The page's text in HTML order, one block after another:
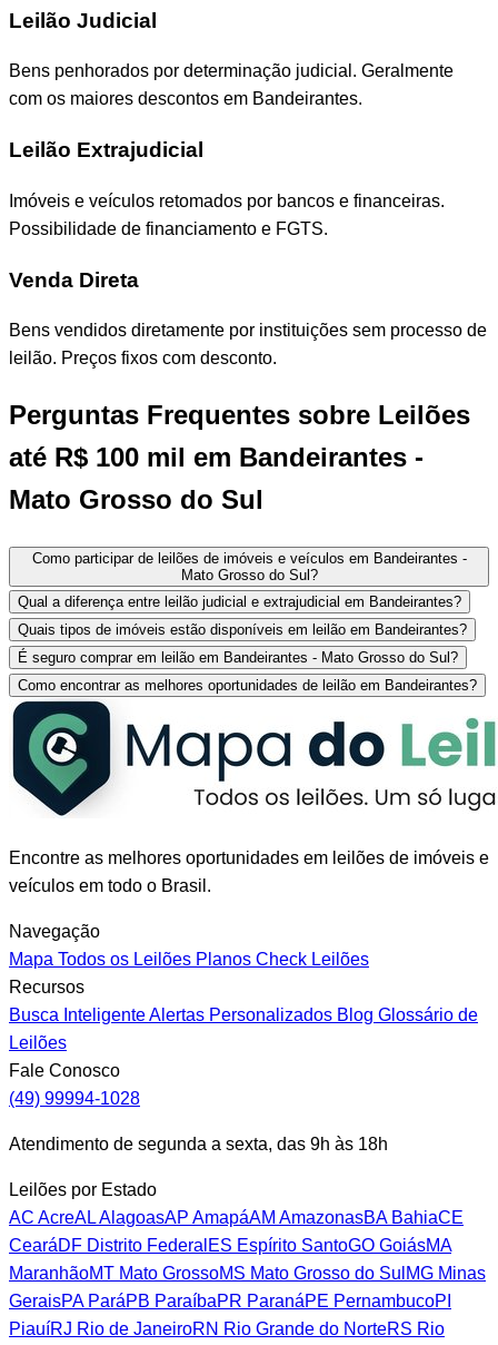
Leilão Judicial
Bens penhorados por determinação judicial. Geralmente
com os maiores descontos em Bandeirantes.
Leilão Extrajudicial
Imóveis e veículos retomados por bancos e financeiras.
Possibilidade de financiamento e FGTS.
Venda Direta
Bens vendidos diretamente por instituições sem processo de
leilão. Preços fixos com desconto.
Perguntas Frequentes sobre Leilões
até R$ 100 mil em Bandeirantes -
Mato Grosso do Sul
Como participar de leilões de imóveis e veículos em Bandeirantes -
Mato Grosso do Sul?
Qual a diferença entre leilão judicial e extrajudicial em Bandeirantes?
Quais tipos de imóveis estão disponíveis em leilão em Bandeirantes?
É seguro comprar em leilão em Bandeirantes - Mato Grosso do Sul?
Como encontrar as melhores oportunidades de leilão em Bandeirantes?
Encontre as melhores oportunidades em leilões de imóveis e
veículos em todo o Brasil.
Navegação
Mapa Todos os Leilões Planos Check Leilões
Recursos
Busca InteligenteAlertas Personalizados Blog Glossário de
Leilões
Fale Conosco
(49) 99994-1028
Atendimento de segunda a sexta, das 9h às 18h
Leilões por Estado
AC AcreALAlagoasAP AmapáAM AmazonasBABahiaCE
CearáDF Distrito Federal ES Espírito SantoGO GoiásMA
MaranhãoMT Mato GrossoMS Mato Grosso do Sul MG Minas
GeraisPAParáPB ParaíbaPR ParanáPE PernambucoPI
PiauíRJ Rio de JaneiroRN Rio Grande do NorteRS Rio